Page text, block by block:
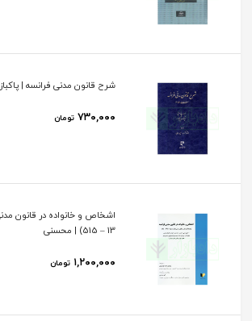
شرح قانون مدنی فرانسه | پاکباز
۷۳۰,۰۰۰ تومان
13 – 515) | محسنی
۱,۲۰۰,۰۰۰ تومان